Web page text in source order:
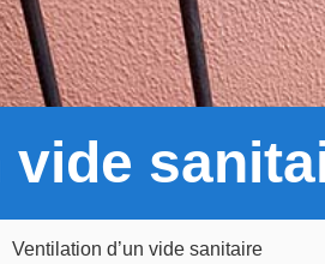
vide
Ventilation d’un vide sanitaire